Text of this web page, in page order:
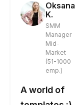
Oksana
K.
SMM
Manager
Mid-
Market
(51-1000
emp.)
A world of